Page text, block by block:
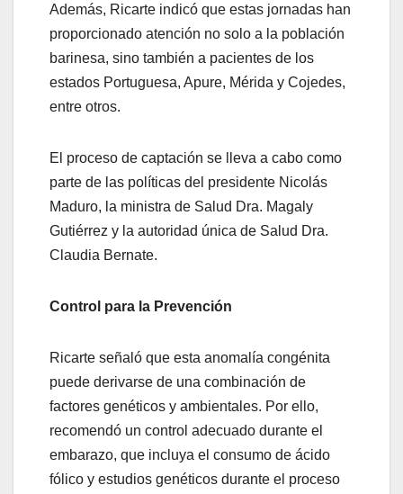
Además, Ricarte indicó que estas jornadas han
proporcionado atención no solo a la población
barinesa, sino también a pacientes de los
estados Portuguesa, Apure, Mérida y Cojedes,
entre otros.
El proceso de captación se lleva a cabo como
parte de las políticas del presidente Nicolás
Maduro, la ministra de Salud Dra. Magaly
Gutiérrez y la autoridad única de Salud Dra.
Claudia Bernate.
Control para la Prevención
Ricarte señaló que esta anomalía congénita
puede derivarse de una combinación de
factores genéticos y ambientales. Por ello,
recomendó un control adecuado durante el
embarazo, que incluya el consumo de ácido
fólico y estudios genéticos durante el proceso